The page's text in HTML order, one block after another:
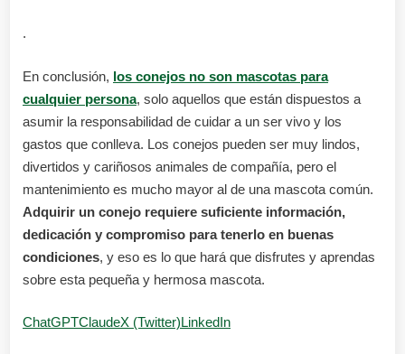
.
En conclusión, los conejos no son mascotas para
cualquier persona, solo aquellos que están dispuestos a
asumir la responsabilidad de cuidar a un ser vivo y los
gastos que conlleva. Los conejos pueden ser muy lindos,
divertidos y cariñosos animales de compañía, pero el
mantenimiento es mucho mayor al de una mascota común.
Adquirir un conejo requiere suficiente información,
dedicación y compromiso para tenerlo en buenas
condiciones, y eso es lo que hará que disfrutes y aprendas
sobre esta pequeña y hermosa mascota.
ChatGPTClaudeX (Twitter)LinkedIn